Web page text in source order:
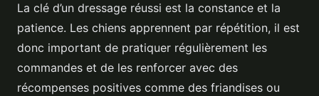
La clé d’un dressage réussi est la constance et la
patience. Les chiens apprennent par répétition, il est
donc important de pratiquer régulièrement les
commandes et de les renforcer avec des
récompenses positives comme des friandises ou